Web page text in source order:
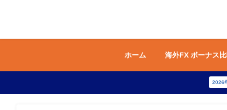
ホーム 海外FX ボーナス
2026